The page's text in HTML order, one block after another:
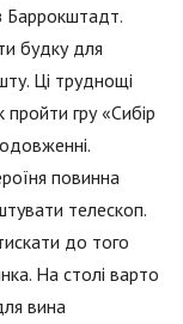
Баррокштадт.
будку для
Ці труднощі
гру «Сибір
повинна
телескоп.
до того
На столі варто
вина